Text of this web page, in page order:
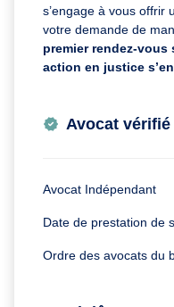
s’engage à vous offrir
votre demande de
premier rendez-
action en justice
Avocat vérifié
Avocat Indépendant
Date de prestation de
Ordre des avocats du